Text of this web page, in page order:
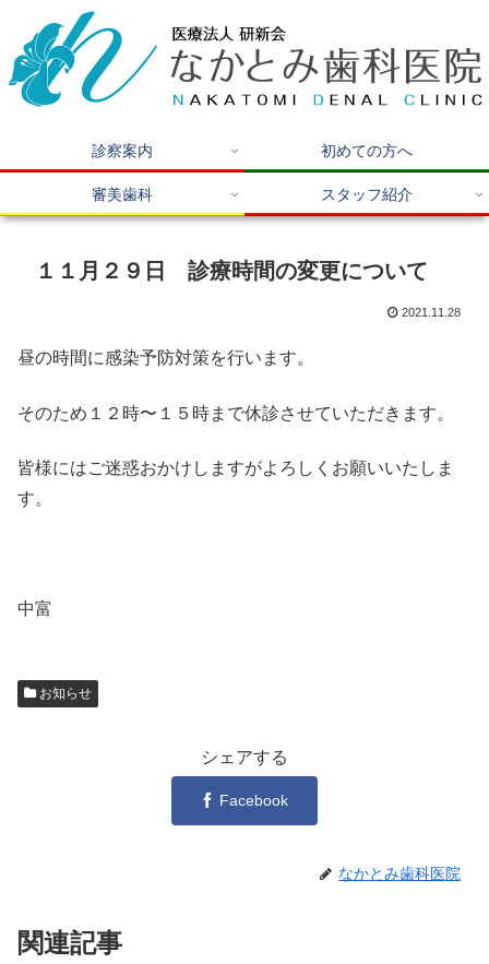
診察案内 初めての方へ
審美歯科 スタッフ紹介
１１月２９日 診療時間の変更について
2021.11.28
昼の時間に感染予防対策を行います。
そのため１２時〜１５時まで休診させていただきます。
皆様にはご迷惑おかけしますがよろしくお願いいたしま
す。
中富
お知らせ
シェアする
Facebook
なかとみ歯科医院
関連記事